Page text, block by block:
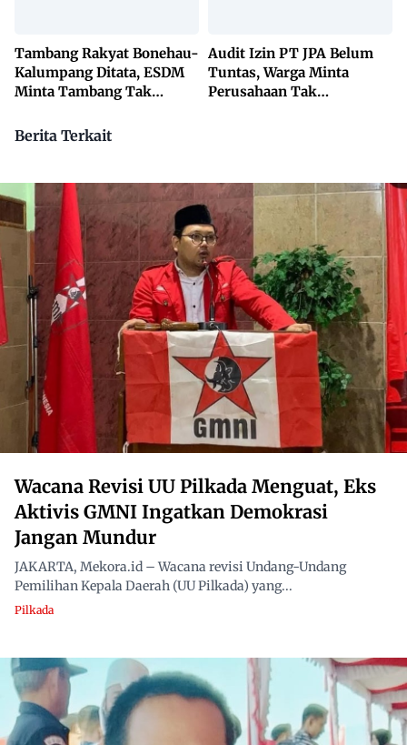
Tambang Rakyat Bonehau-
Kalumpang Ditata, ESDM
Minta Tambang Tak
Audit Izin PT JPA Belum
Tuntas, Warga Minta
Perusahaan Tak
Berita Terkait
Wacana Revisi UU Pilkada Menguat, Eks
Aktivis GMNI Ingatkan Demokrasi
Jangan Mundur
JAKARTA, Mekora.id – Wacana revisi Undang-Undang
Pemilihan Kepala Daerah (UU Pilkada) yang...
Pilkada